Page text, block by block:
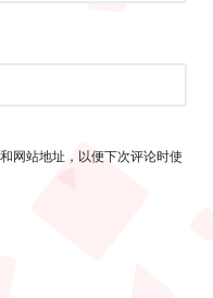
网站地址，以便下次评论时使